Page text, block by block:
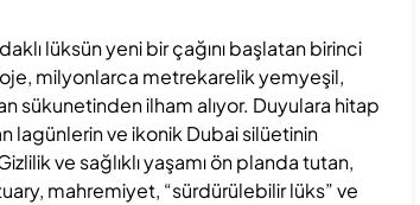
lüksün yeni bir çağını başlatan birinci
milyonlarca metrekarelik yemyeşil,
sükunetinden ilham alıyor. Duyulara hitap
lagünlerin ve ikonik Dubai silüetinin
ve sağlıklı yaşamı ön planda tutan,
mahremiyet, “sürdürülebilir lüks” ve